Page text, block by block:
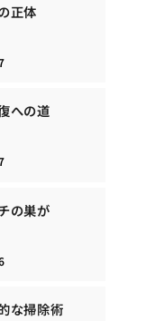
正体
への道
の巣が
な掃除術